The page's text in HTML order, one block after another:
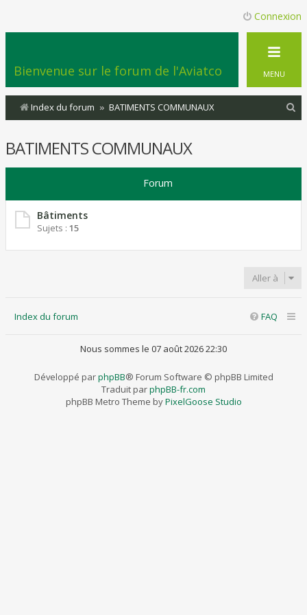
Connexion
Bienvenue sur le forum de l'Aviatco MENU
Index du forum BATIMENTS COMMUNAUX
r
BATIMENTS COMMUNAUX
Forum
Bâtiments
Sujets : 15
Aller à
Index du forum FAQ
Nous sommes le 07 août 2026 22:30
Développé parphpBB® Forum Software © phpBB Limited
Traduit parphpBB-fr.com
phpBB Metro Theme byPixelGoose Studio